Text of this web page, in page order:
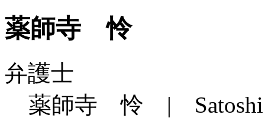
薬師寺 怜
弁護士
薬師寺 怜 | Satoshi